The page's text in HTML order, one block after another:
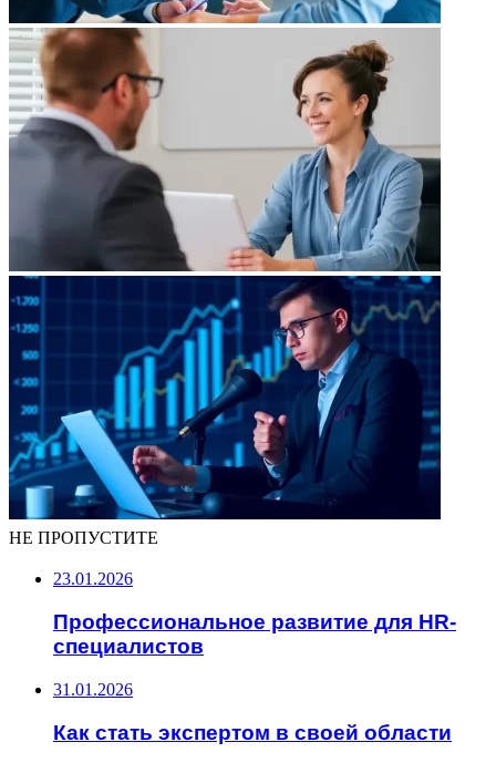
НЕ ПРОПУСТИТЕ
23.01.2026
Профессиональное развитие для HR-
специалистов
31.01.2026
Как стать экспертом в своей области